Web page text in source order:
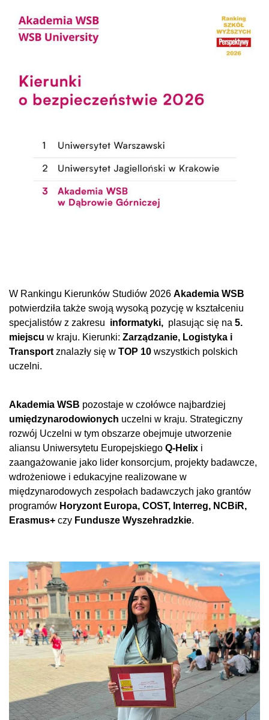
W Rankingu Kierunków Studiów 2026 Akademia WSB
potwierdziła także swoją wysoką pozycję w kształceniu
specjalistów z zakresu informatyki, plasując się na 5.
miejscu w kraju. Kierunki: Zarządzanie, Logistyka i
Transport znalazły się w TOP 10 wszystkich polskich
uczelni.
Akademia WSB pozostaje w czołówce najbardziej
umiędzynarodowionych uczelni w kraju. Strategiczny
rozwój Uczelni w tym obszarze obejmuje utworzenie
aliansu Uniwersytetu Europejskiego Q-Helix i
zaangażowanie jako lider konsorcjum, projekty badawcze,
wdrożeniowe i edukacyjne realizowane w
międzynarodowych zespołach badawczych jako grantów
programów Horyzont Europa, COST, Interreg, NCBiR,
Erasmus+ czy Fundusze Wyszehradzkie.